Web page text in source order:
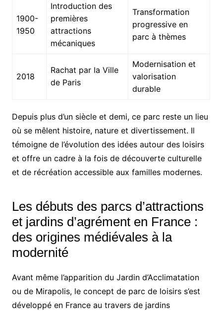
1900-
1950
Introduction des
premières
attractions
mécaniques
Transformation
progressive en
parc à thèmes
2018
Rachat par la Ville
de Paris
Modernisation et
valorisation
durable
Depuis plus d’un siècle et demi, ce parc reste un lieu
où se mêlent histoire, nature et divertissement. Il
témoigne de l’évolution des idées autour des loisirs
et offre un cadre à la fois de découverte culturelle
et de récréation accessible aux familles modernes.
Les débuts des parcs d’attractions
et jardins d’agrément en France :
des origines médiévales à la
modernité
Avant même l’apparition du Jardin d’Acclimatation
ou de Mirapolis, le concept de parc de loisirs s’est
développé en France au travers de jardins